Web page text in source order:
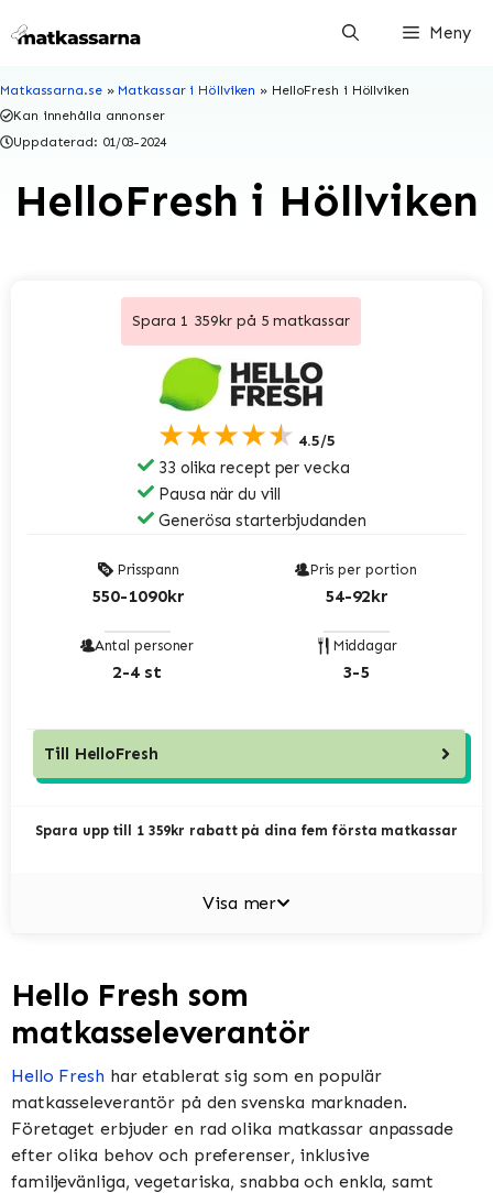
till
Meny
Matkassarna.se» Matkassar i Höllviken » HelloFresh i Höllviken
Kan innehålla annonser
Uppdaterad: 01/03-2024
HelloFresh i Höllviken
Spara 1 359kr på 5 matkassar
★★★★★ 4.5/5
33 olika recept per vecka
Pausa när du vill
Generösa starterbjudanden
Prisspann
550-1090kr
Pris per portion
54-92kr
Antal personer
2-4 st
Middagar
3-5
Till HelloFresh
Spara upp till 1 359kr rabatt på dina fem första matkassar
Visa mer
Hello Fresh som
matkasseleverantör
Hello Fresh har etablerat sig som en populär
matkasseleverantör på den svenska marknaden.
Företaget erbjuder en rad olika matkassar anpassade
efter olika behov och preferenser, inklusive
familjevänliga, vegetariska, snabba och enkla, samt